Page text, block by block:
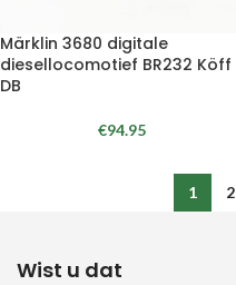
Märklin 3680 digitale
diesellocomotief BR232 Köff
DB
€94.95
1 2
Wist u dat